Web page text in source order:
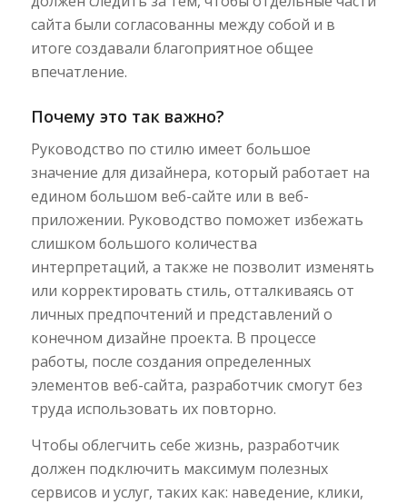
сайта были согласованны между собой и в
итоге создавали благоприятное общее
впечатление.
Почему это так важно?
Руководство по стилю имеет большое
значение для дизайнера, который работает на
едином большом веб-сайте или в веб-
приложении. Руководство поможет избежать
слишком большого количества
интерпретаций, а также не позволит изменять
или корректировать стиль, отталкиваясь от
личных предпочтений и представлений о
конечном дизайне проекта. В процессе
работы, после создания определенных
элементов веб-сайта, разработчик смогут без
труда использовать их повторно.
Чтобы облегчить себе жизнь, разработчик
должен подключить максимум полезных
сервисов и услуг, таких как: наведение, клики,